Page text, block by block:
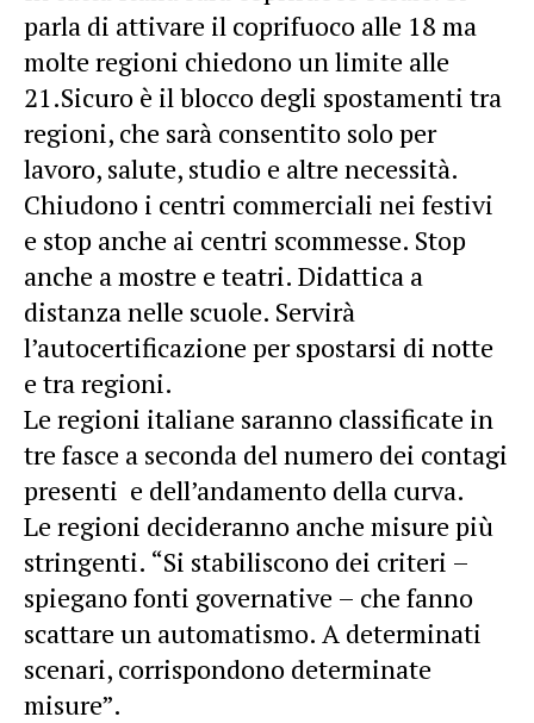
parla di attivare il coprifuoco alle 18 ma
molte regioni chiedono un limite alle
21.Sicuro è il blocco degli spostamenti tra
regioni, che sarà consentito solo per
lavoro, salute, studio e altre necessità.
Chiudono i centri commerciali nei festivi
e stop anche ai centri scommesse. Stop
anche a mostre e teatri. Didattica a
distanza nelle scuole. Servirà
l’autocertificazione per spostarsi di notte
e tra regioni.
Le regioni italiane saranno classificate in
tre fasce a seconda del numero dei contagi
presenti e dell’andamento della curva.
Le regioni decideranno anche misure più
stringenti. “Si stabiliscono dei criteri –
spiegano fonti governative – che fanno
scattare un automatismo. A determinati
scenari, corrispondono determinate
misure”.